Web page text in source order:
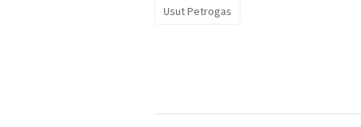
Usut Petrogas